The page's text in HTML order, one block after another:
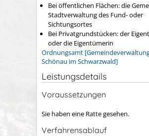
Bei öffentlichen Flächen: die
Stadtverwaltung des Fund- oder
Sichtungsortes
Bei Privatgrundstücken: der
oder die Eigentümerin
Ordnungsamt
Schönau im Schwarzwald]
Leistungsdetails
Voraussetzungen
Sie haben eine Ratte gesehen.
Verfahrensablauf